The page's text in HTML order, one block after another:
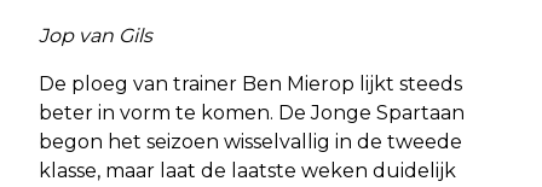
Jop van Gils
De ploeg van trainer Ben Mierop lijkt steeds
beter in vorm te komen. De Jonge Spartaan
begon het seizoen wisselvallig in de tweede
klasse, maar laat de laatste weken duidelijk